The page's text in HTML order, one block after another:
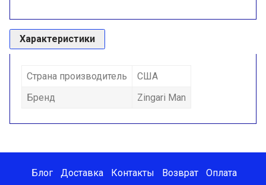
Характеристики
Страна производитель
США
Бренд
Zingari Man
Блог Доставка Контакты Возврат Оплата